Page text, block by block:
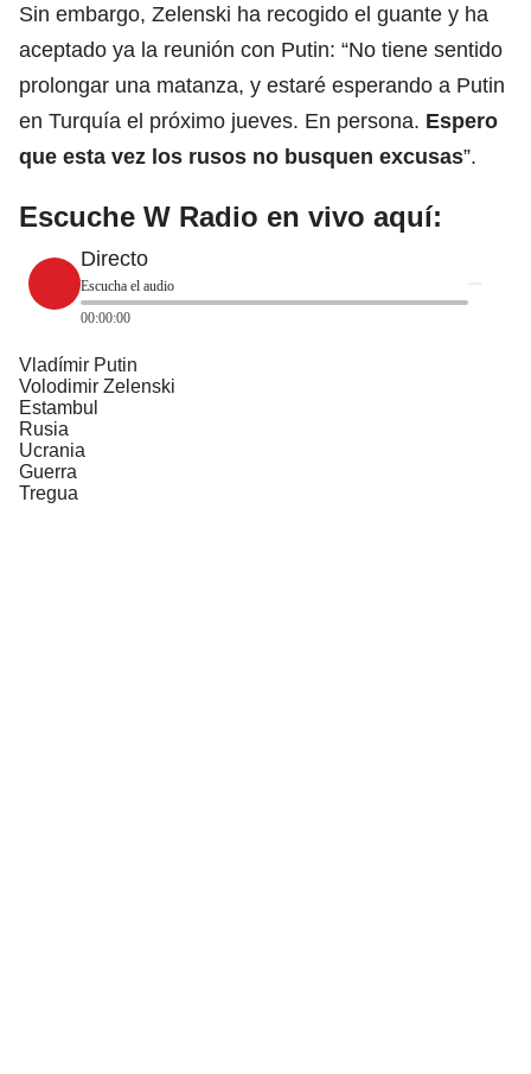
Sin embargo, Zelenski ha recogido el guante y ha
aceptado ya la reunión con Putin: “No tiene sentido
prolongar una matanza, y estaré esperando a Putin
en Turquía el próximo jueves. En persona. Espero
que esta vez los rusos no busquen excusas”.
Escuche W Radio en vivo aquí:
Directo
Escucha el audio
00:00:00
Vladímir Putin
Volodimir Zelenski
Estambul
Rusia
Ucrania
Guerra
Tregua